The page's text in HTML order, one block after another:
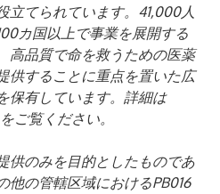
立てられています。41,000人
カ国以上で事業を展開する
高品質で命を救うための医薬
供することに重点を置いた広
保有しています。詳細は
をご覧ください。
供のみを目的としたものであ
他の管轄区域におけるPB016